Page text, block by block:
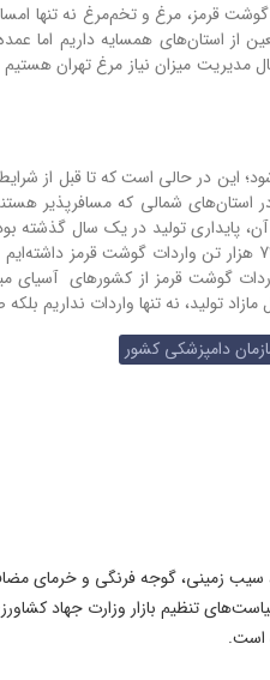
قرمز، مرغ و تخم‌مرغ نه تنها
از استان‌های همسایه داریم اما
مدیریت میزان نیاز مرغ تهران
استان‌های شمالی که مسافرپذیر
پایداری تولید در یک سال گذشته
تا کنون 72 هزار تن واردات گوشت قرمز
گوشت قرمز از کشورهای آسیای
تولید، نه تنها واردات نداریم
دامپزشکی کشور
زمینی، گوجه فرنگی و خرمای
تنظیم بازار وزارت جهاد
است.